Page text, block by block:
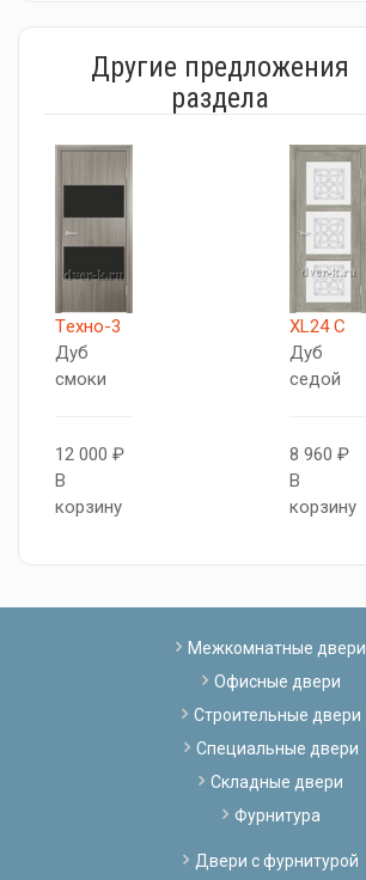
Другие предложения
раздела
Tехно-3
Дуб
смоки
12 000 ₽
В
корзину
XL24 C
Дуб
седой
8 960 ₽
В
корзину
Межкомнатные двери
Офисные двери
Строительные двери
Специальные двери
Складные двери
Фурнитура
Двери с фурнитурой